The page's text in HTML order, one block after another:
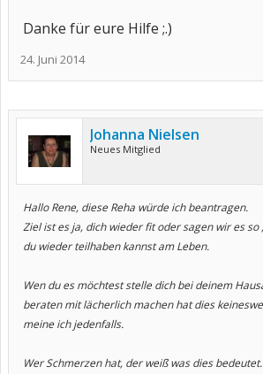
Danke für eure Hilfe ;.)
24. Juni 2014
Johanna Nielsen
Neues Mitglied
Hallo Rene, diese Reha würde ich beantragen.
Ziel ist es ja, dich wieder fit oder sagen wir es
du wieder teilhaben kannst am Leben.
Wen du es möchtest stelle dich bei deinem
beraten mit lächerlich machen hat dies
meine ich jedenfalls.
Wer Schmerzen hat, der weiß was dies bedeutet.